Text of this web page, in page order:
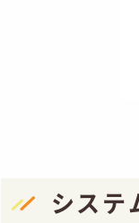
システ